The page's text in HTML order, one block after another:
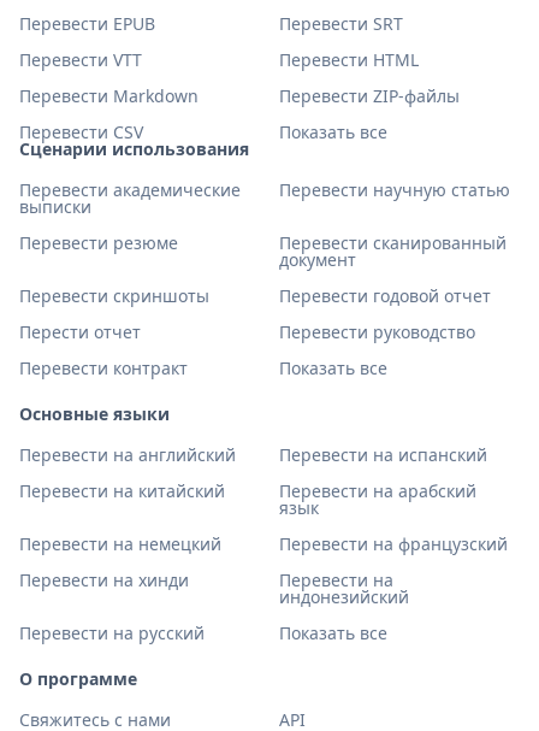
Сценарии использования
Перевести академические
выписки
Перевести научную статью
Перевести резюме Перевести сканированный
документ
Перевести скриншоты
Перевести годовой отчет
Перести отчет
Перевести руководство
Перевести контракт
Показать все
Основные языки
Перевести на английский
Перевести на испанский
Перевести на китайский
Перевести на арабский
язык
Перевести на немецкий
Перевести на французский
Перевести на хинди
Перевести на
индонезийский
Перевести на русский
Показать все
Перевести EPUB
Перевести SRT
Перевести VTT
Перевести HTML
Перевести Markdown
Перевести ZIP-файлы
Перевести CSV
Показать все
О программе
Свяжитесь с нами
API